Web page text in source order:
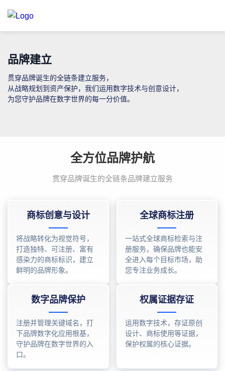
品牌建立
贯穿品牌诞生的全链条建立服务，
从战略规划到资产保护，我们运用数字技术与创意设计，
为您守护品牌在数字世界的每一分价值。
全方位品牌护航
贯穿品牌诞生的全链条品牌建立服务
商标创意与设计
将战略转化为视觉符号，
打造独特、可注册、富有
感染力的商标标识，建立
鲜明的品牌形象。
全球商标注册
一站式全球商标检索与注
册服务，确保品牌也能安
全进入每个目标市场，助
您专注业务成长。
数字品牌保护
注册并管理关键域名，打
下品牌数字化应用根基，
守护品牌在数字世界的入
口。
权属证据存证
运用数字技术，存证原创
设计、商标使用等证据，
保护权属的核心证据。